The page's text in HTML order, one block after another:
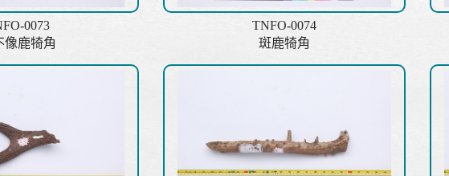
0073
像鹿犄角
TNFO-0074
斑鹿犄角